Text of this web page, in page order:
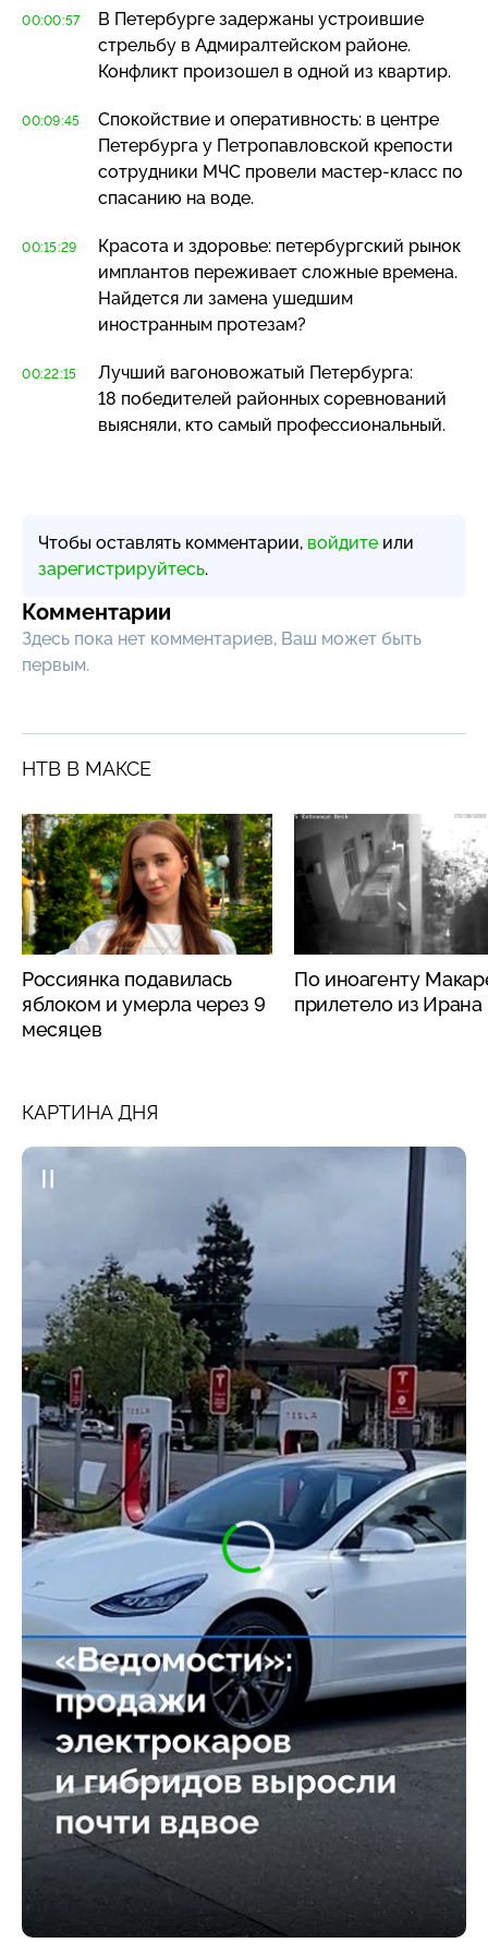
00:00:57
В Петербурге задержаны устроившие
стрельбу в Адмиралтейском районе.
Конфликт произошел в одной из квартир.
00:09:45
Спокойствие и оперативность: в центре
Петербурга у Петропавловской крепости
сотрудники МЧС провели мастер-класс по
спасанию на воде.
00:15:29
Красота и здоровье: петербургский рынок
имплантов переживает сложные времена.
Найдется ли замена ушедшим
иностранным протезам?
00:22:15
Лучший вагоновожатый Петербурга:
18 победителей районных соревнований
выясняли, кто самый профессиональный.
Чтобы оставлять комментарии, войдите или
зарегистрируйтесь.
Комментарии
Здесь пока нет комментариев, Ваш может быть
первым.
НТВ В МАКСЕ
Россиянка подавилась
яблоком и умерла через 9
месяцев
По иноагенту
прилетело из Ирана
КАРТИНА ДНЯ